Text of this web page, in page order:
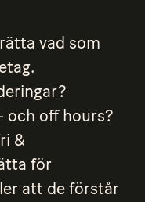
vad som
och off hours?
&
för
att de förstår